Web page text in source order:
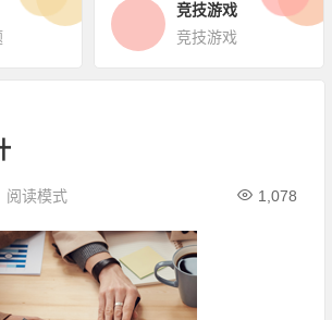
竞技游戏
竞技游戏
1,078
阅读模式